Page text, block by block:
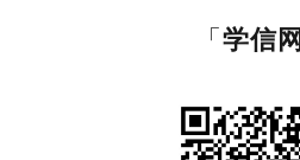
「学信网